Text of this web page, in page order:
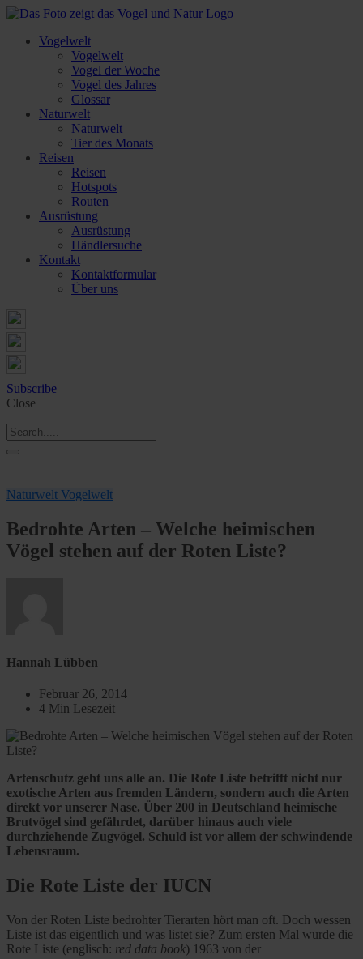
Vogelwelt
Vogelwelt
Vogel der Woche
Vogel des Jahres
Glossar
Naturwelt
Naturwelt
Tier des Monats
Reisen
Reisen
Hotspots
Routen
Ausrüstung
Ausrüstung
Händlersuche
Kontakt
Kontaktformular
Über uns
Subscribe
Close
Naturwelt Vogelwelt
Bedrohte Arten – Welche heimischen
Vögel stehen auf der Roten Liste?
Hannah Lübben
Februar 26, 2014
4 Min Lesezeit
Artenschutz geht uns alle an. Die Rote Liste betrifft nicht nur
exotische Arten aus fremden Ländern, sondern auch die Arten
direkt vor unserer Nase. Über 200 in Deutschland heimische
Brutvögel sind gefährdet, darüber hinaus auch viele
durchziehende Zugvögel. Schuld ist vor allem der schwindende
Lebensraum.
Die Rote Liste der IUCN
Von der Roten Liste bedrohter Tierarten hört man oft. Doch wessen
Liste ist das eigentlich und was listet sie? Zum ersten Mal wurde die
Rote Liste (englisch: red data book) 1963 von der